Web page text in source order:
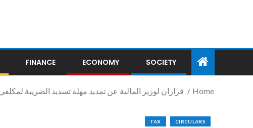
SOCIETY
ECONOMY
FINANCE
Home قراران لوزير المالية عن تمديد مهلة تسديد الضريبة
CIRCULARS
TAX